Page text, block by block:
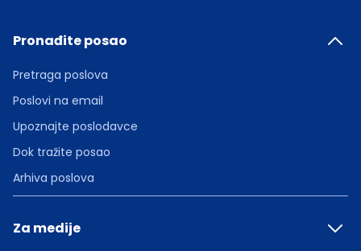
Pronađite posao
Pretraga poslova
Poslovi na email
Upoznajte poslodavce
Dok tražite posao
Arhiva poslova
Za medije